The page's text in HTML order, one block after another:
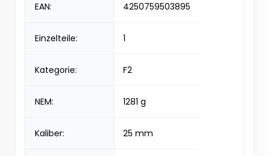
EAN: 4250759503895
Einzelteile: 1
Kategorie: F2
NEM: 1281 g
Kaliber: 25 mm